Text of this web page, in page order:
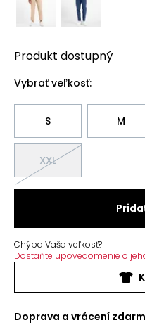
Produkt dostupný
Vybrať veľkosť:
S M
XXL
Chýba Vaša veľkosť?
Dostaňte upovedomenie o
Doprava a vrácení